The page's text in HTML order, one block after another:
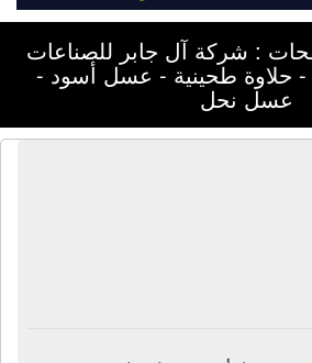
: شركة آل جابر للصناعات
- حلاوة طحينية - عسل أسود -
عسل نحل